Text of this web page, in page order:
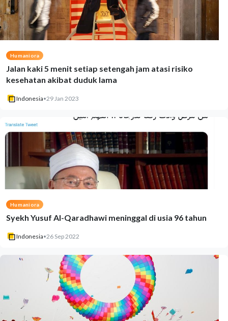
Humaniora
Jalan kaki 5 menit setiap setengah jam atasi risiko
kesehatan akibat duduk lama
Indonesia•29 Jan 2023
Humaniora
Syekh Yusuf Al-Qaradhawi meninggal di usia 96 tahun
Indonesia•26 Sep 2022